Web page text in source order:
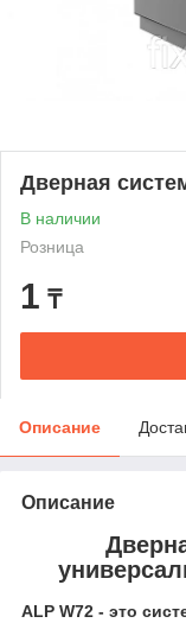
Дверная
В наличии
Розница
1 ₸
Описание
Описание
ALP W72 - это